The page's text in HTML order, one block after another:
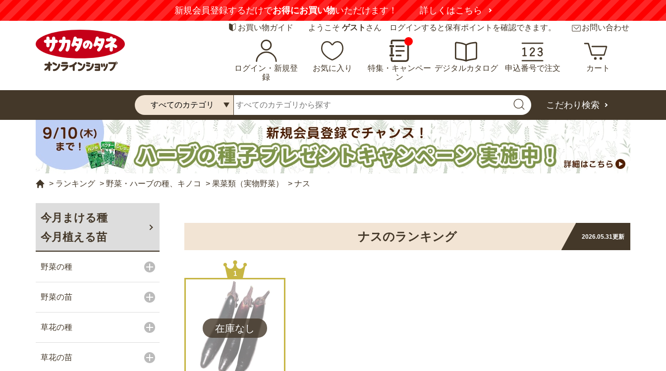
新規会員登録するだけでお得にお買い物いただけます！ 詳しくはこちら
お買い物ガイド ようこそ ゲスト さん ログインすると保有ポイントを確認できます。 お問い合わせ
ログイン・新規登
録
お気に入り
特集・キャンペー
ン
デジタルカタログ 申込番号で注文 カート
こだわり検索
> ランキング > 野菜・ハーブの種、キノコ > 果菜類（実物野菜） > ナス
今月まける種
今月植える苗
野菜の種
野菜の苗
草花の種
草花の苗
ナスのランキング 2026.05.31更新
1